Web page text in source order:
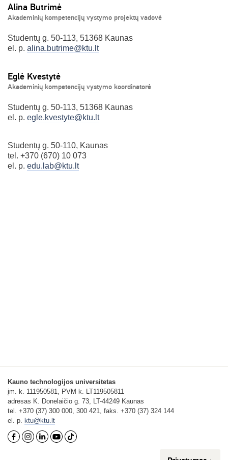
Alina Butrimė
Akademinių kompetencijų vystymo projektų vadovė
Studentų g. 50-113, 51368 Kaunas
el. p. alina.butrime@ktu.lt
Eglė Kvestytė
Akademinių kompetencijų vystymo koordinatorė
Studentų g. 50-113, 51368 Kaunas
el. p. egle.kvestyte@ktu.lt
Studentų g. 50-110, Kaunas
tel. +370 (670) 10 073
el. p. edu.lab@ktu.lt
Kauno technologijos universitetas
įm. k. 111950581, PVM k. LT119505811
adresas K. Donelaičio g. 73, LT-44249 Kaunas
tel. +370 (37) 300 000, 300 421, faks. +370 (37) 324 144
el. p. ktu@ktu.lt